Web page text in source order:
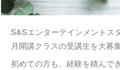
S&Sエンターテインメントス
月開講クラスの受講生を大募
初めての方も、経験を積んで